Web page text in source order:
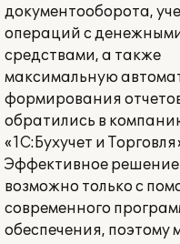
документооборота,
операций с
средствами, а также
максимальную
формирования
обратились в
«1С:Бухучет и
Эффективное решение
возможно только с
современного
обеспечения, поэтому